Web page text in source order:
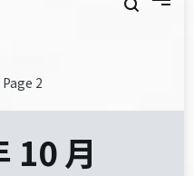
Page 2
10 月